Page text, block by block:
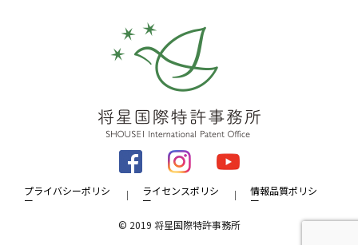
プライバシーポリシ
ー
ライセンスポリシ
ー
情報品質ポリシ
ー
© 2019 将星国際特許事務所